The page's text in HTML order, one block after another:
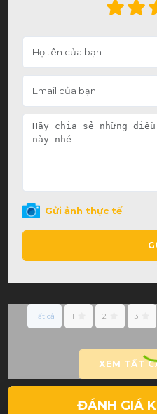
Gửi ảnh thực tế
Tất cả 1 2 3
XEM TẤT
ĐÁNH GIÁ